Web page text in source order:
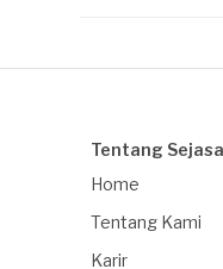
Tentang Sejasa
Home
Tentang Kami
Karir